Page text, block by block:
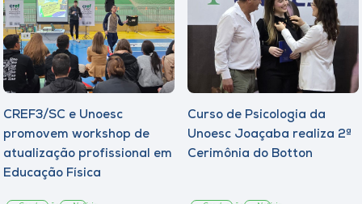
CREF3/SC e Unoesc
promovem workshop de
atualização profissional em
Educação Física
Curso de Psicologia da
Unoesc Joaçaba realiza 2ª
Cerimônia do Botton